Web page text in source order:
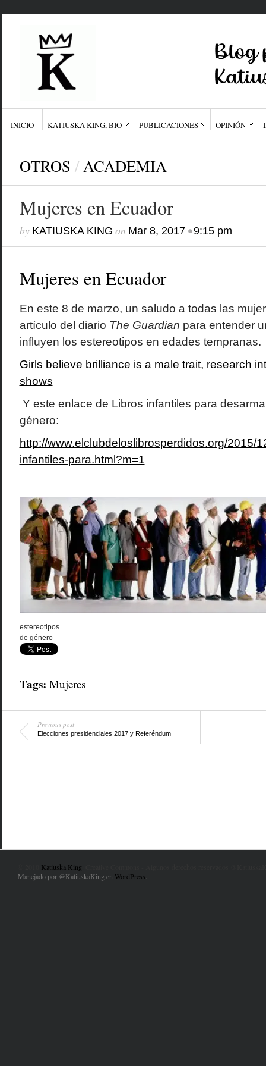
INICIO KATIUSKA KING, BIO PUBLICACIONES OPINIÓN
OTROS / ACADEMIA
Mujeres en Ecuador
by KATIUSKA KING on Mar 8, 2017•9:15 pm
Mujeres en Ecuador
En este 8 de marzo, un saludo a todas las
artículo del diario The Guardian para entender
influyen los estereotipos en edades tempranas.
Girls believe brilliance is a male trait, research
shows
Y este enlace de Libros infantiles para
género:
http://www.elclubdeloslibrosperdidos.org/2015/
infantiles-para.html?m=1
estereotipos
de género
Tags: Mujeres
Previous post
Elecciones presidenciales 2017 y Referéndum
Katiuska King
Manejado por @KatiuskaKing en WordPress